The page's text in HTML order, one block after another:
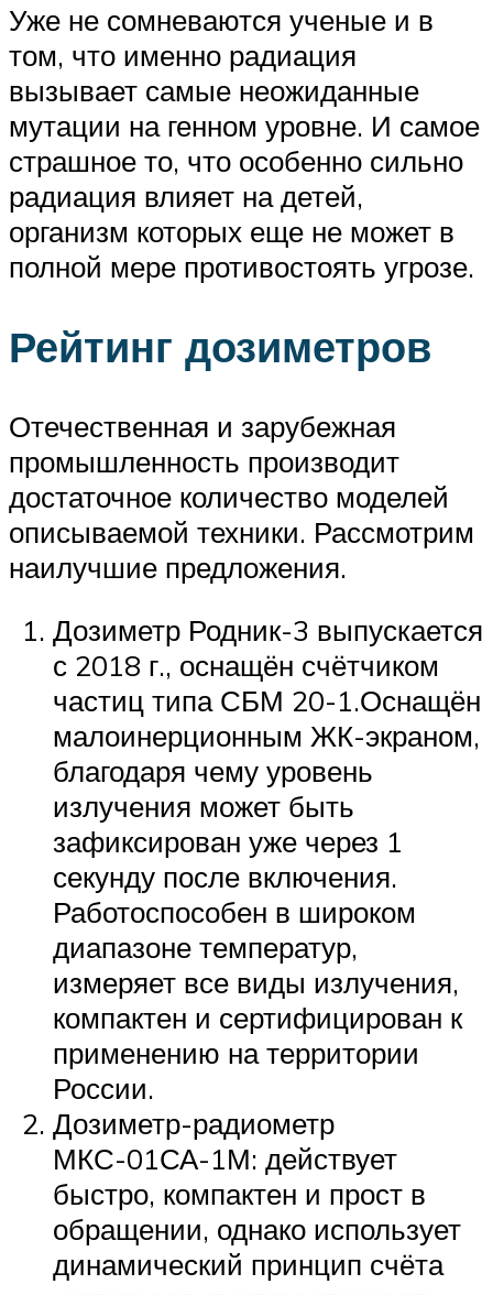
Уже не сомневаются ученые и в
том, что именно радиация
вызывает самые неожиданные
мутации на генном уровне. И самое
страшное то, что особенно сильно
радиация влияет на детей,
организм которых еще не может в
полной мере противостоять угрозе.
Рейтинг дозиметров
Отечественная и зарубежная
промышленность производит
достаточное количество моделей
описываемой техники. Рассмотрим
наилучшие предложения.
Дозиметр Родник-3 выпускается
с 2018 г., оснащён счётчиком
частиц типа СБМ 20-1.Оснащён
малоинерционным ЖК-экраном,
благодаря чему уровень
излучения может быть
зафиксирован уже через 1
секунду после включения.
Работоспособен в широком
диапазоне температур,
измеряет все виды излучения,
компактен и сертифицирован к
применению на территории
России.
Дозиметр-радиометр
МКС-01СА-1М: действует
быстро, компактен и прост в
обращении, однако использует
динамический принцип счёта